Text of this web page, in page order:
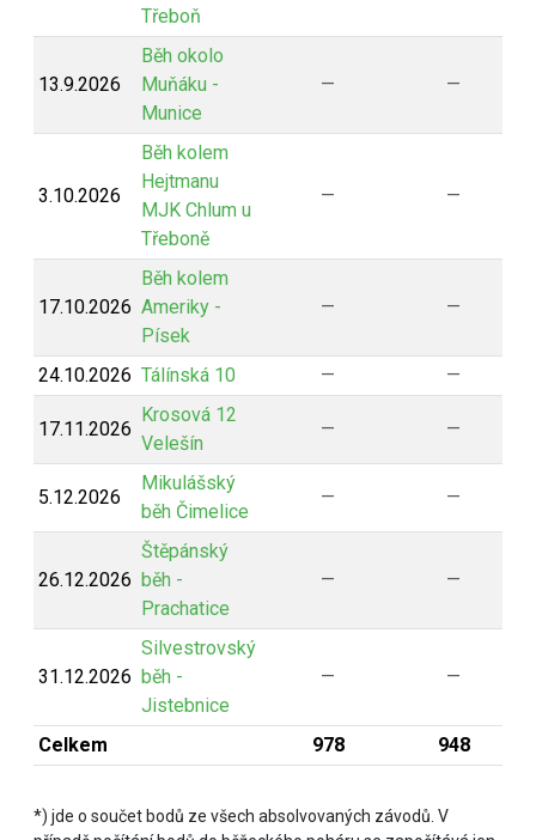
Třeboň
13.9.2026
Běh okolo
Muňáku -
Munice
— —
3.10.2026
Běh kolem
Hejtmanu
MJK Chlum u
Třeboně
— —
17.10.2026
Běh kolem
Ameriky -
Písek
— —
24.10.2026 Tálínská 10 — —
17.11.2026
Krosová 12
Velešín
— —
5.12.2026
Mikulášský
běh Čimelice
— —
26.12.2026
Štěpánský
běh -
Prachatice
— —
31.12.2026
Silvestrovský
běh -
Jistebnice
— —
Celkem 978 948
*) jde o součet bodů ze všech absolvovaných závodů. V